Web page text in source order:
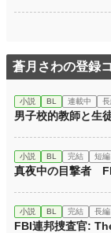
蒼月さわの登録
小説 BL 連載中
男子校的教師と生
小説 BL 完結 短編
真夜中の目撃者
小説 BL 完結 長編
FBI連邦捜査官: